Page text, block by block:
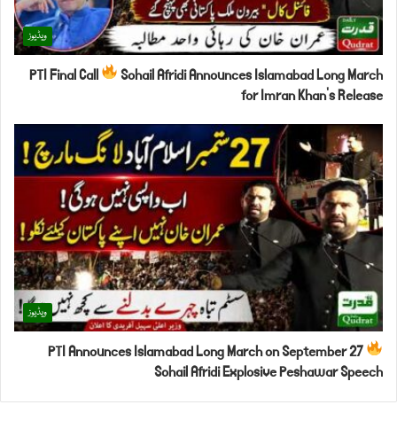
ویڈیوز
PTI Final Call
Sohail Afridi Announces Islamabad Long March
for Imran Khan’s Release
ویڈیوز
PTI Announces Islamabad Long March on September 27
Sohail Afridi Explosive Peshawar Speech